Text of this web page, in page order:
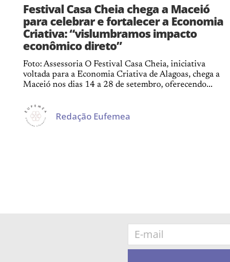
Festival Casa Cheia chega a Maceió
para celebrar e fortalecer a Economia
Criativa: “vislumbramos impacto
econômico direto”
Foto: Assessoria O Festival Casa Cheia, iniciativa
voltada para a Economia Criativa de Alagoas, chega a
Maceió nos dias 14 a 28 de setembro, oferecendo...
Redação Eufemea